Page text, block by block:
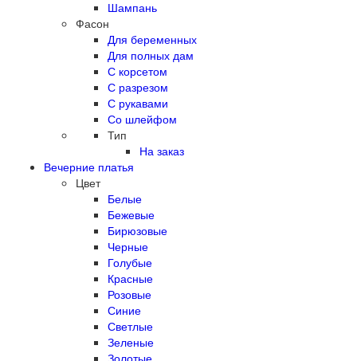
Шампань
Фасон
Для беременных
Для полных дам
С корсетом
С разрезом
С рукавами
Со шлейфом
Тип
На заказ
Вечерние платья
Цвет
Белые
Бежевые
Бирюзовые
Черные
Голубые
Красные
Розовые
Синие
Светлые
Зеленые